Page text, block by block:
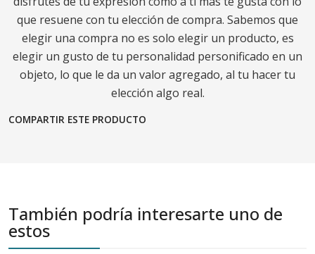
que resuene con tu elección de compra. Sabemos que
elegir una compra no es solo elegir un producto, es
elegir un gusto de tu personalidad personificado en un
objeto, lo que le da un valor agregado, al tu hacer tu
elección algo real.
COMPARTIR ESTE PRODUCTO
También podría interesarte uno de
estos